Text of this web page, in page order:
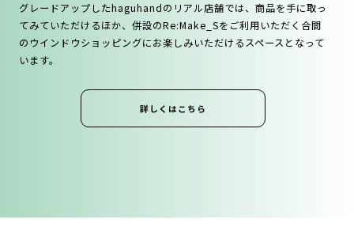
グレードアップしたhaguhandのリアル店舗では、商品を⼿に取っ
てみていただけるほか、併設のRe:Make_Sをご利⽤いただく合間
のウインドウショッピングにお楽しみいただけるスペースとなって
います。
詳しくはこちら